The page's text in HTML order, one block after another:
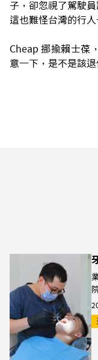
子，卻忽視了駕駛
這也難怪台灣的行人
Cheap 挪揄賴士葆
意一下，是不是該退